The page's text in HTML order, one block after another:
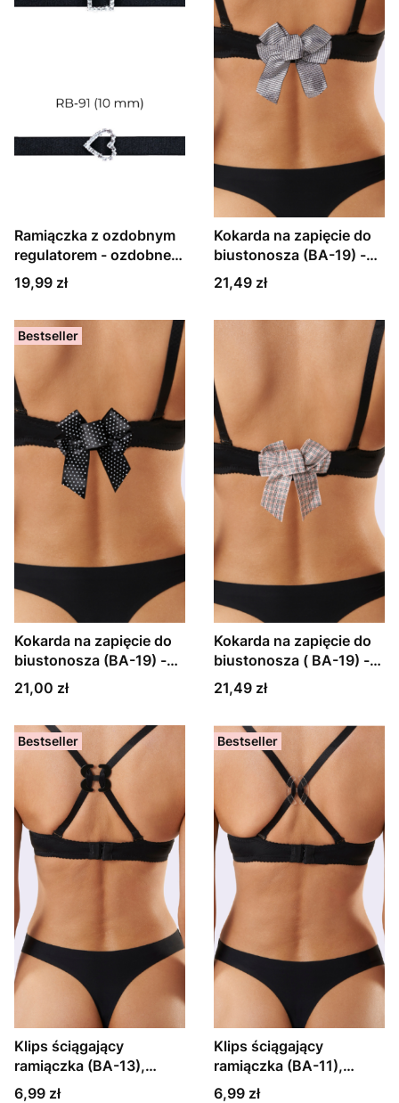
Ramiączka z ozdobnym
regulatorem - ozdobne
ramiączka - czarne
Cena
19,99 zł
Kokarda na zapięcie do
biustonosza (BA-19) -
houndstooth
Cena
21,49 zł
Bestseller
Kokarda na zapięcie do
biustonosza (BA-19) -
polka dot
Cena
21,00 zł
Kokarda na zapięcie do
biustonosza ( BA-19) -
check
Cena
21,49 zł
Bestseller
Klips ściągający
ramiączka (BA-13),
różne kolory
Cena
6,99 zł
Bestseller
Klips ściągający
ramiączka (BA-11),
różne kolory
Cena
6,99 zł